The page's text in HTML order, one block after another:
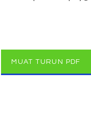
MUAT TURUN PDF